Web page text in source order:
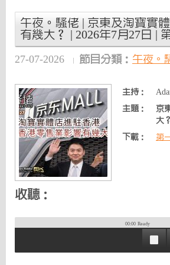
午夜。騷佬 | 京東及淘寶實
有幾大？ | 2026年7月27日 |
27-07-2026 節目分類： 午夜。
主持：
主題：
京
大？
下載：
第
收聽：
00:00 Ready